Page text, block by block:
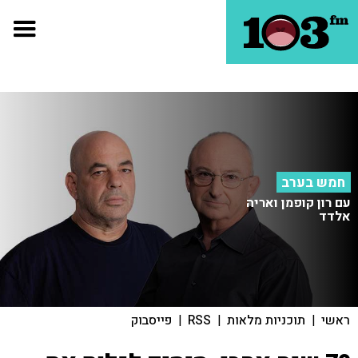
חמש בערב
עם רון קופמן ואריה
אלדד
ראשי | תוכניות מלאות |
RSS
| פייסבוק